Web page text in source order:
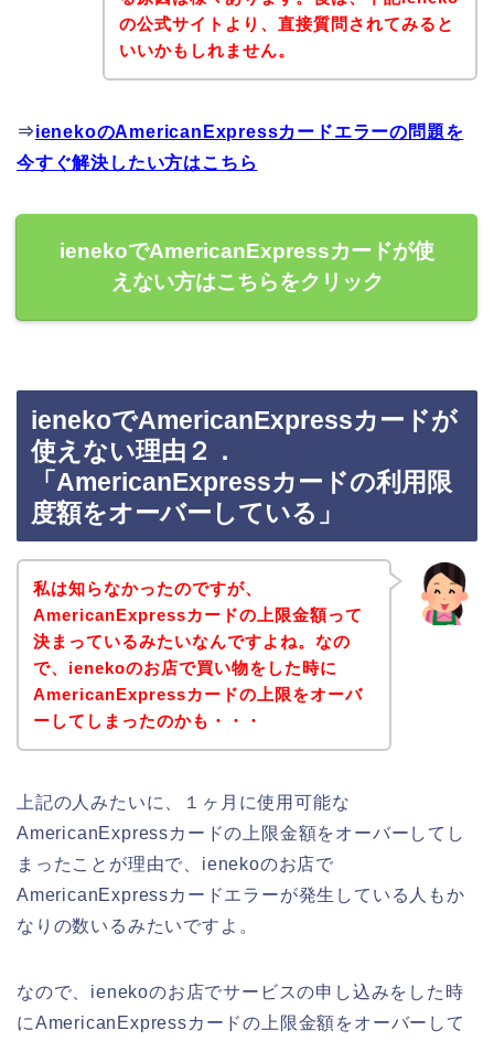
の公式サイトより、直接質問されてみると
いいかもしれません。
⇒ienekoのAmericanExpressカードエラーの問題を
今すぐ解決したい方はこちら
ienekoでAmericanExpressカードが使
えない方はこちらをクリック
ienekoでAmericanExpressカードが
使えない理由２．
「AmericanExpressカードの利用限
度額をオーバーしている」
私は知らなかったのですが、
AmericanExpressカードの上限金額って
決まっているみたいなんですよね。なの
で、ienekoのお店で買い物をした時に
AmericanExpressカードの上限をオーバ
ーしてしまったのかも・・・
上記の人みたいに、１ヶ月に使用可能な
AmericanExpressカードの上限金額をオーバーしてし
まったことが理由で、ienekoのお店で
AmericanExpressカードエラーが発生している人もか
なりの数いるみたいですよ。
なので、ienekoのお店でサービスの申し込みをした時
にAmericanExpressカードの上限金額をオーバーして